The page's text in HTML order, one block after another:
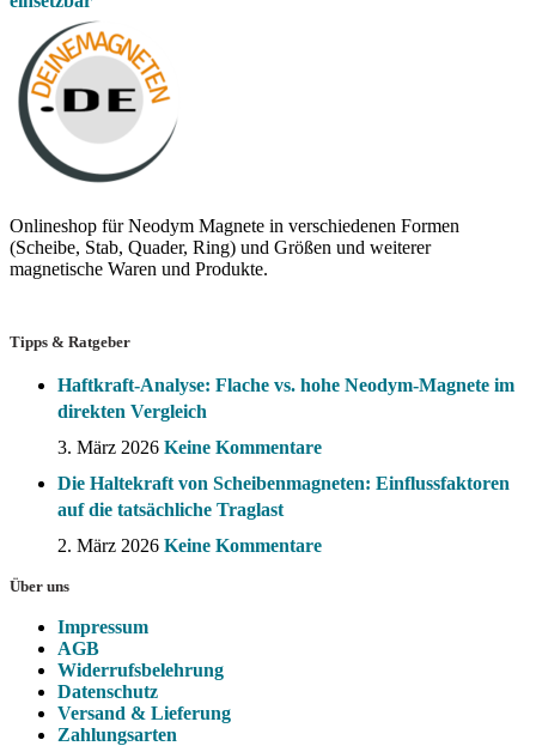
Onlineshop für Neodym Magnete in verschiedenen Formen
(Scheibe, Stab, Quader, Ring) und Größen und weiterer
magnetische Waren und Produkte.
Tipps & Ratgeber
Haftkraft-Analyse: Flache vs. hohe Neodym-Magnete im
direkten Vergleich
3. März 2026 Keine Kommentare
Die Haltekraft von Scheibenmagneten: Einflussfaktoren
auf die tatsächliche Traglast
2. März 2026 Keine Kommentare
Über uns
Impressum
AGB
Widerrufsbelehrung
Datenschutz
Versand & Lieferung
Zahlungsarten